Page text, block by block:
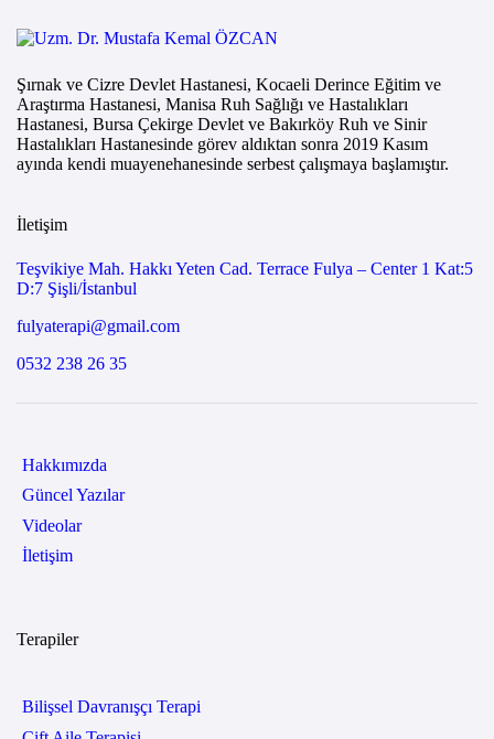
Şırnak ve Cizre Devlet Hastanesi, Kocaeli Derince Eğitim ve
Araştırma Hastanesi, Manisa Ruh Sağlığı ve Hastalıkları
Hastanesi, Bursa Çekirge Devlet ve Bakırköy Ruh ve Sinir
Hastalıkları Hastanesinde görev aldıktan sonra 2019 Kasım
ayında kendi muayenehanesinde serbest çalışmaya başlamıştır.
İletişim
Teşvikiye Mah. Hakkı Yeten Cad. Terrace Fulya – Center 1 Kat:5
D:7 Şişli/İstanbul
fulyaterapi@gmail.com
0532 238 26 35
Hakkımızda
Güncel Yazılar
Videolar
İletişim
Terapiler
Bilişsel Davranışçı Terapi